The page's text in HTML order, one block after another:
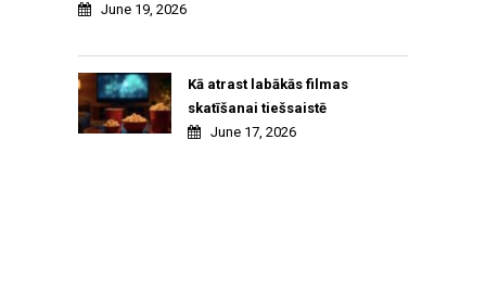
June 19, 2026
Kā atrast labākās filmas
skatīšanai tiešsaistē
June 17, 2026